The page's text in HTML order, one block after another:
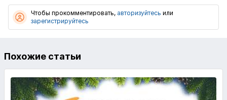
Чтобы прокомментировать, авторизуйтесь или
зарегистрируйтесь
Похожие статьи